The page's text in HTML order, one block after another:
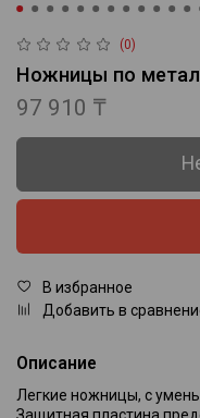
(0)
Ножницы по
97 910 ₸
В избранное
Добавить в
Описание
Легкие ножницы, с